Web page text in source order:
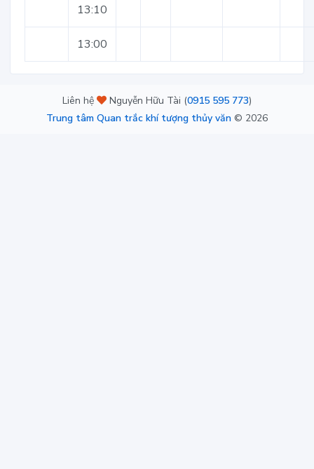
13:10
13:00
Liên hệ Nguyễn Hữu Tài (0915 595 773)
Trung tâm Quan trắc khí tượng thủy văn © 2026